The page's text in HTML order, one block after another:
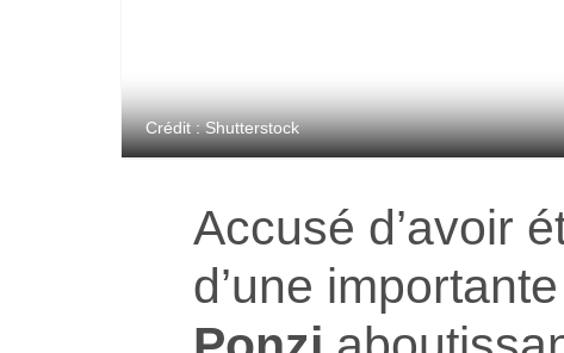
Crédit : Shutterstock
Accusé d’avoir
d’une importante